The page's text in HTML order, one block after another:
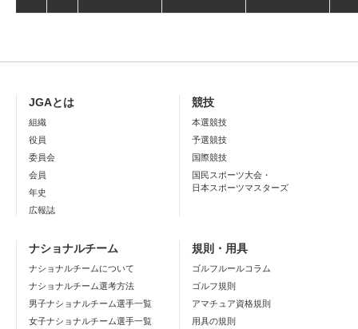
JGAとは
組織
役員
委員会
会員
年史
広報誌
競技
本選競技
予選競技
国際競技
国民スポーツ大会・
日本スポーツマスターズ
ナショナルチーム
ナショナルチームについて
ナショナルチーム選考方法
男子ナショナルチーム選手一覧
女子ナショナルチーム選手一覧
規則・用具
ゴルフルールコラム
ゴルフ規則
アマチュア資格規則
用具の規則